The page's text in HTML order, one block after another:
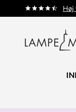
Skip
to